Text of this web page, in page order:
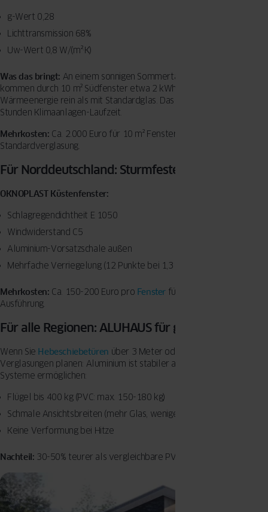
g-Wert 0,28
Lichttransmission 68%
Uw-Wert 0,8 W/(m²·K)
Was das bringt: An einem sonnigen Sommertag bei 30°C außen
kommen durch 10 m² Südfenster etwa 2 kWh weniger
Wärmeenergie rein als mit Standardglas. Das spart täglich 2-3
Stunden Klimaanlagen-Laufzeit.
Mehrkosten: Ca. 2.000 Euro für 10 m² Fensterfläche gegenüber
Standardverglasung.
Für Norddeutschland: Sturmfeste Konstruktion
OKNOPLAST Küstenfenster:
Schlagregendichtheit E 1050
Windwiderstand C5
Aluminium-Vorsatzschale außen
Mehrfache Verriegelung (12 Punkte bei 1,3 × 1,3 m)
Mehrkosten: Ca. 150-200 Euro pro Fenster für die verstärkte
Ausführung.
Für alle Regionen: ALUHAUS für große Formate
Wenn Sie Hebeschiebetüren über 3 Meter oder bodentiefe
Verglasungen planen: Aluminium ist stabiler als PVC. ALUHAUS-
Systeme ermöglichen:
Flügel bis 400 kg (PVC: max. 150-180 kg)
Schmale Ansichtsbreiten (mehr Glas, weniger Rahmen)
Keine Verformung bei Hitze
Nachteil: 30-50% teurer als vergleichbare PVC-Lösungen.